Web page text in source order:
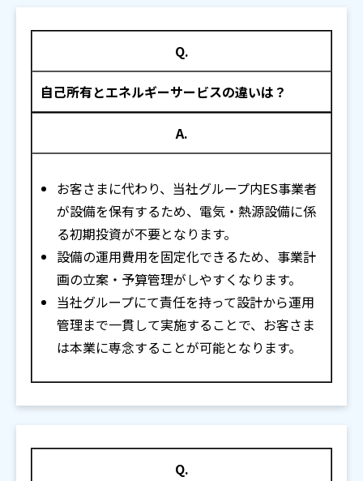
Q.
自己所有とエネルギーサービスの違いは？
A.
お客さまに代わり、当社グループ内ES事業者
が設備を保有するため、電気・熱源設備に係
る初期投資が不要となります。
設備の運用費用を固定化できるため、事業計
画の立案・予算管理がしやすくなります。
当社グループにて責任を持って設計から運用
管理まで一貫して実施することで、お客さま
は本業に専念することが可能となります。
Q.